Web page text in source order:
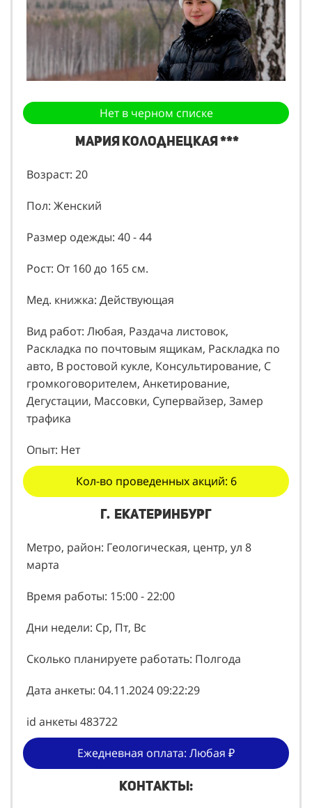
Нет в черном списке
Мария Колоднецкая ***
Возраст: 20
Пол: Женский
Размер одежды: 40 - 44
Рост: От 160 до 165 см.
Мед. книжка: Действующая
Вид работ: Любая, Раздача листовок,
Раскладка по почтовым ящикам, Раскладка по
авто, В ростовой кукле, Консультирование, С
громкоговорителем, Анкетирование,
Дегустации, Массовки, Супервайзер, Замер
трафика
Опыт: Нет
Кол-во проведенных акций: 6
г. Екатеринбург
Метро, район: Геологическая, центр, ул 8
марта
Время работы: 15:00 - 22:00
Дни недели: Ср, Пт, Вс
Сколько планируете работать: Полгода
Дата анкеты: 04.11.2024 09:22:29
id анкеты 483722
Ежедневная оплата: Любая ₽
Контакты: